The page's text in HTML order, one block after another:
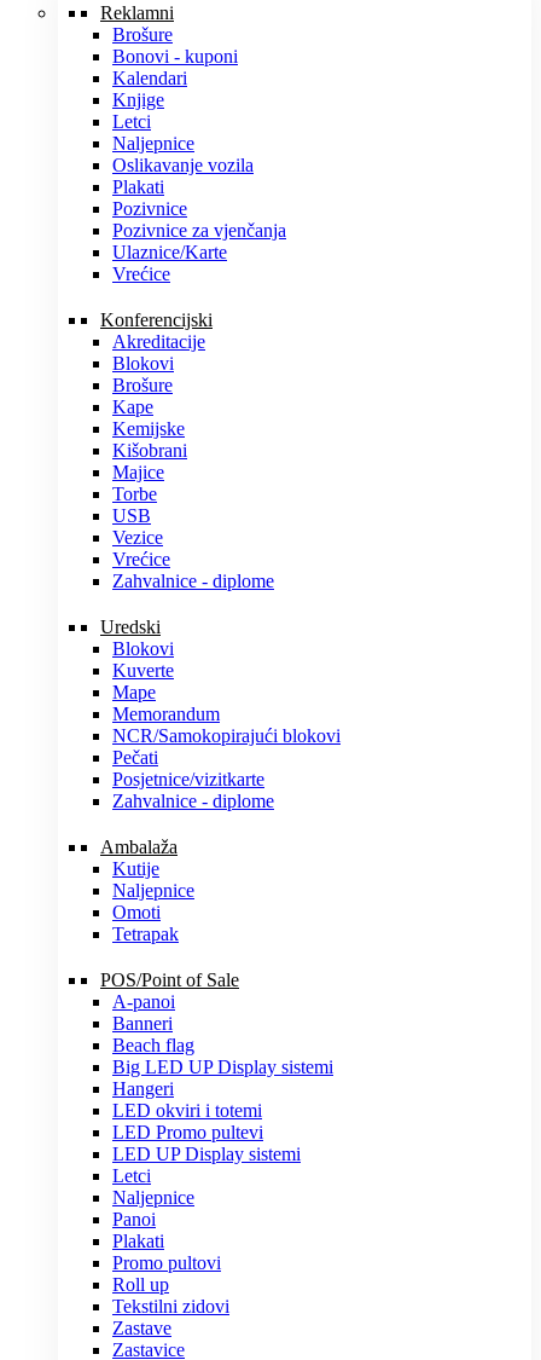
Reklamni
Brošure
Bonovi - kuponi
Kalendari
Knjige
Letci
Naljepnice
Oslikavanje vozila
Plakati
Pozivnice
Pozivnice za vjenčanja
Ulaznice/Karte
Vrećice
Konferencijski
Akreditacije
Blokovi
Brošure
Kape
Kemijske
Kišobrani
Majice
Torbe
USB
Vezice
Vrećice
Zahvalnice - diplome
Uredski
Blokovi
Kuverte
Mape
Memorandum
NCR/Samokopirajući blokovi
Pečati
Posjetnice/vizitkarte
Zahvalnice - diplome
Ambalaža
Kutije
Naljepnice
Omoti
Tetrapak
POS/Point of Sale
A-panoi
Banneri
Beach flag
Big LED UP Display sistemi
Hangeri
LED okviri i totemi
LED Promo pultevi
LED UP Display sistemi
Letci
Naljepnice
Panoi
Plakati
Promo pultovi
Roll up
Tekstilni zidovi
Zastave
Zastavice